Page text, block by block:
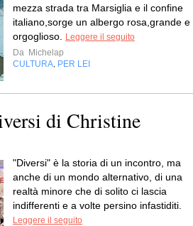
mezza strada tra Marsiglia e il confine
italiano,sorge un albergo rosa,grande e
orgoglioso.
Leggere il seguito
Da Michelap
CULTURA PER LEI
di Christine
"Diversi" è la storia di un incontro, ma
anche di un mondo alternativo, di una
realtà minore che di solito ci lascia
indifferenti e a volte persino infastiditi.
Leggere il seguito